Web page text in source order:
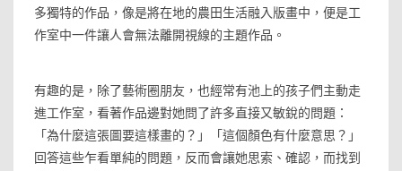
多獨特的作品，像是將在地的農田生活融入版畫中，便是工
作室中一件讓人會無法離開視線的主題作品。
有趣的是，除了藝術圈朋友，也經常有池上的孩子們主動走
進工作室，看著作品邊對她問了許多直接又敏銳的問題：
「為什麼這張圖要這樣畫的？」「這個顏色有什麼意思？」
回答這些乍看單純的問題，反而會讓她思索、確認，而找到